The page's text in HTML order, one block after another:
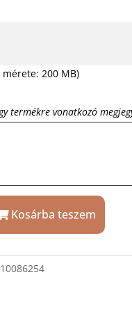
200 MB)
termékre vonatkozó
Kosárba teszem